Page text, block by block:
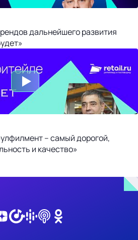
дальнейшего развития
– самый дорогой,
и качество»